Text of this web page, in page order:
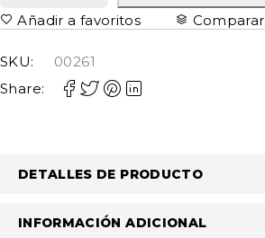
Añadir a favoritos Comparar
SKU:
00261
Share:
DETALLES DE PRODUCTO
INFORMACIÓN ADICIONAL